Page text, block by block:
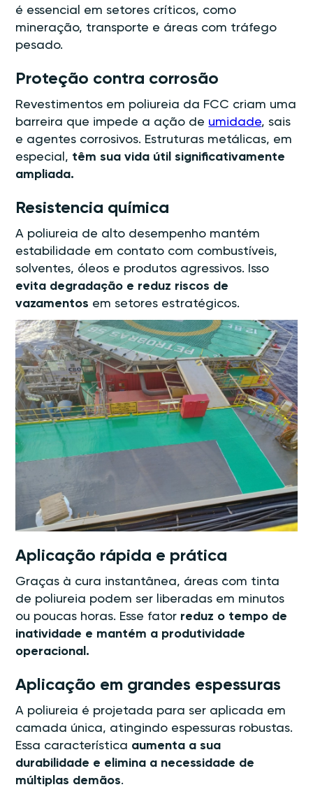
é essencial em setores críticos, como
mineração, transporte e áreas com tráfego
pesado.
Proteção contra corrosão
Revestimentos em poliureia da FCC criam uma
barreira que impede a ação de umidade, sais
e agentes corrosivos. Estruturas metálicas, em
especial, têm sua vida útil significativamente
ampliada.
Resistencia química
A poliureia de alto desempenho mantém
estabilidade em contato com combustíveis,
solventes, óleos e produtos agressivos. Isso
evita degradação e reduz riscos de
vazamentos em setores estratégicos.
Aplicação rápida e prática
Graças à cura instantânea, áreas com tinta
de poliureia podem ser liberadas em minutos
ou poucas horas. Esse fator reduz o tempo de
inatividade e mantém a produtividade
operacional.
Aplicação em grandes espessuras
A poliureia é projetada para ser aplicada em
camada única, atingindo espessuras robustas.
Essa característica aumenta a sua
durabilidade e elimina a necessidade de
múltiplas demãos.